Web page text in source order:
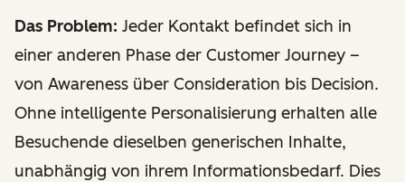
Das Problem: Jeder Kontakt befindet sich in
einer anderen Phase der Customer Journey –
von Awareness über Consideration bis Decision.
Ohne intelligente Personalisierung erhalten alle
Besuchende dieselben generischen Inhalte,
unabhängig von ihrem Informationsbedarf. Dies